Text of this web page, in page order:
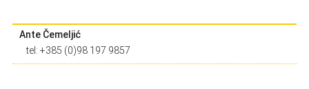
Ante Čemeljić
tel: +385 (0)98 197 9857